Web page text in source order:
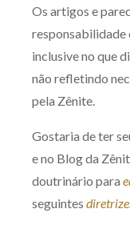
Os artigos e
responsabilidade
inclusive no que
não refletindo
pela Zênite.
Gostaria de ter
e no Blog da
doutrinário para
seguintes